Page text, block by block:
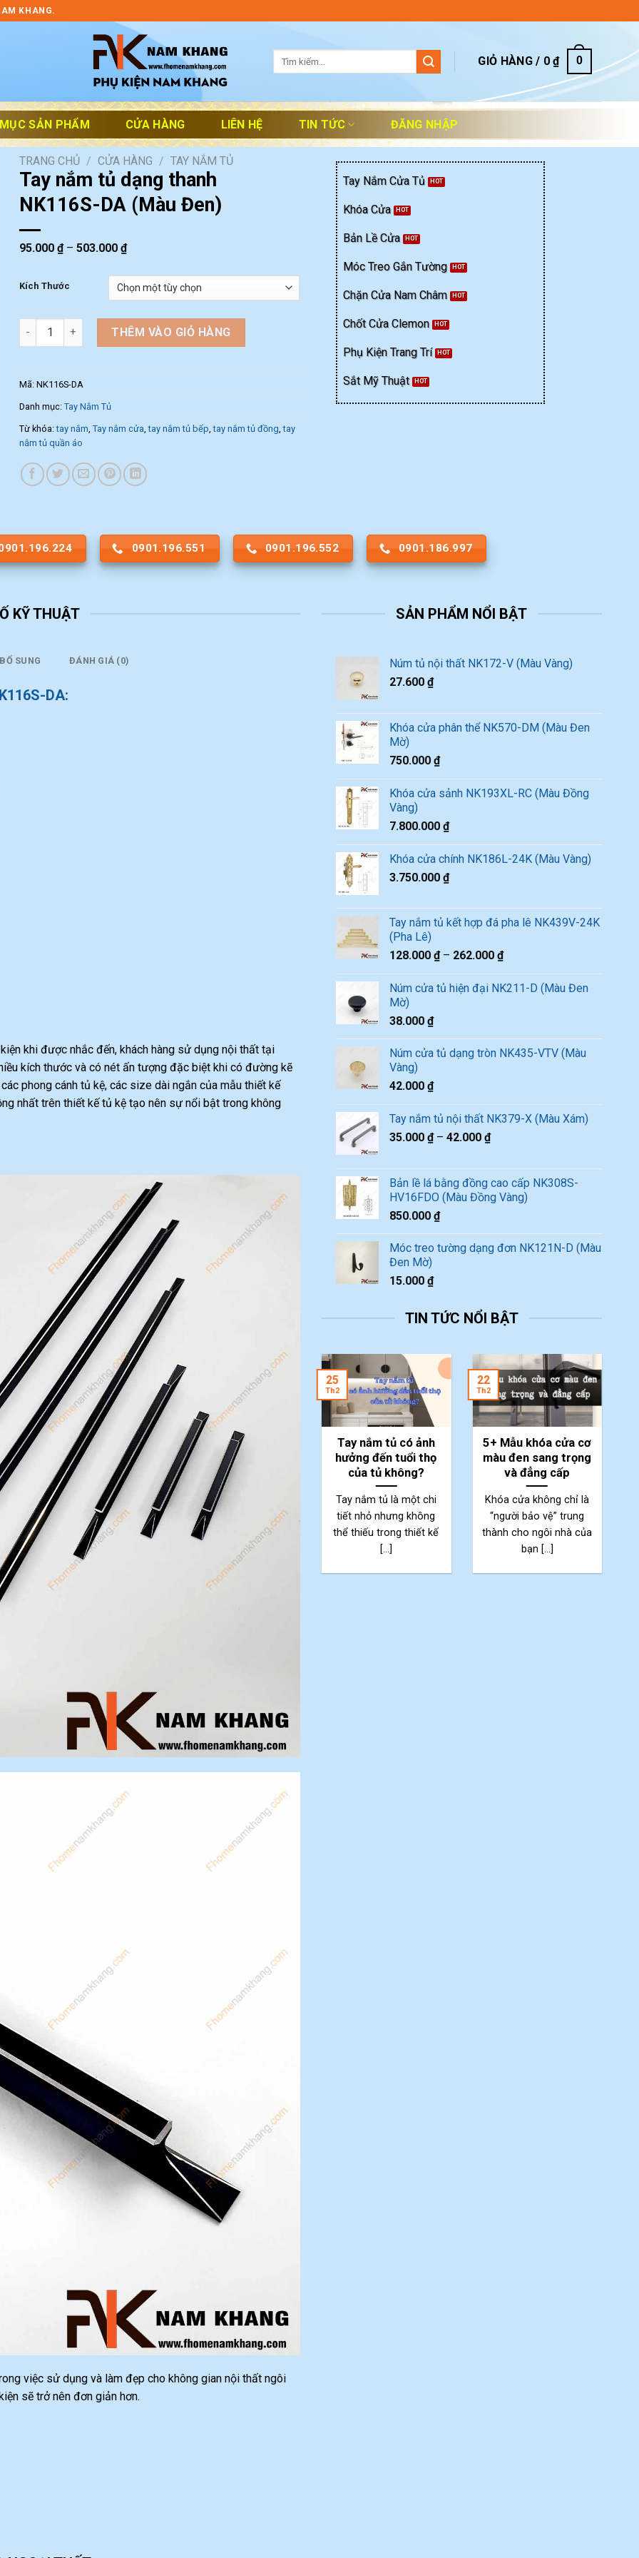
KHANG.
GIỎ HÀNG / 0₫ 0
SẢN PHẨM CỬA HÀNG LIÊN HỆ TIN TỨC ĐĂNG NHẬP
TRANG CHỦ / CỬA HÀNG / TAY NẮM TỦ
Tay nắm tủ dạng thanh
NK116S-DA (Màu Đen)
95.000₫–503.000₫
Kích Thước
Tay nắm tủ dạng thanh NK116S-DA (Màu Đen) số lượng
THÊM VÀO GIỎ HÀNG
Mã:NK116S-DA
Danh mục:Tay Nắm Tủ
Từ khóa:tay nắm ,Tay nắm cửa ,tay nắm tủ bếp ,tay nắm tủ đồng ,tay
nắm tủ quần áo
Tay Nắm Cửa Tủ
Khóa Cửa
Bản Lề Cửa
Móc Treo Gắn Tường
Chặn Cửa Nam Châm
Chốt Cửa Clemon
Phụ Kiện Trang Trí
Sắt Mỹ Thuật
0901.196.551 0901.196.552 0901.186.997
KỸ THUẬT
SUNG ĐÁNH GIÁ (0)
DA:
khi được nhắc đến, khách hàng sử dụng nội thất tại
kích thước và có nét ấn tượng đặc biệt khi có đường kẽ
phong cánh tủ kệ, các size dài ngắn của mẫu thiết kế
nhất trên thiết kế tủ kệ tạo nên sự nổi bật trong không
việc sử dụng và làm đẹp cho không gian nội thất ngôi
sẽ trở nên đơn giản hơn.
SẢN PHẨM NỔI BẬT
Núm tủ nội thất NK172-V (Màu Vàng)
27.600₫
Khóa cửa phân thể NK570-DM (Màu Đen
Mờ)
750.000₫
Khóa cửa sảnh NK193XL-RC (Màu Đồng
Vàng)
7.800.000₫
Khóa cửa chính NK186L-24K (Màu Vàng)
3.750.000₫
Tay nắm tủ kết hợp đá pha lê NK439V-24K
(Pha Lê)
128.000₫– 262.000₫
Núm cửa tủ hiện đại NK211-D (Màu Đen
Mờ)
38.000₫
Núm cửa tủ dạng tròn NK435-VTV (Màu
Vàng)
42.000₫
Tay nắm tủ nội thất NK379-X (Màu Xám)
35.000₫–42.000₫
Bản lề lá bằng đồng cao cấp NK308S-
HV16FDO (Màu Đồng Vàng)
850.000₫
Móc treo tường dạng đơn NK121N-D (Màu
Đen Mờ)
15.000₫
TIN TỨC NỔI BẬT
Tay nắm tủ có ảnh
hưởng đến tuổi thọ
của tủ không?
Tay nắm tủ là một chi
tiết nhỏ nhưng không
thể thiếu trong thiết kế
[...]
25
Th2
5+ Mẫu khóa cửa cơ
màu đen sang trọng
và đẳng cấp
Khóa cửa không chỉ là
“người bảo vệ” trung
thành cho ngôi nhà của
bạn [...]
22
Th2
Tết Nguyên Đán
2025 đang đến –
Sắm ngay phụ kiện
nội thất với ưu đãi
20%
Tết Nguyên Đán 2025
đang tới gần, không khí
lễ hội đã tràn ngập khắp
Tay nắm tủ – Nâng
tầm không gian với
ưu đãi 20%
Mỗi chi tiết nhỏ trong
ngôi nhà đều có thể tạo
nên sự khác biệt [...]
18
Th1